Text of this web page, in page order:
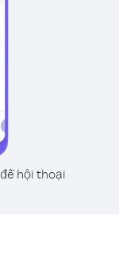
hội thoại